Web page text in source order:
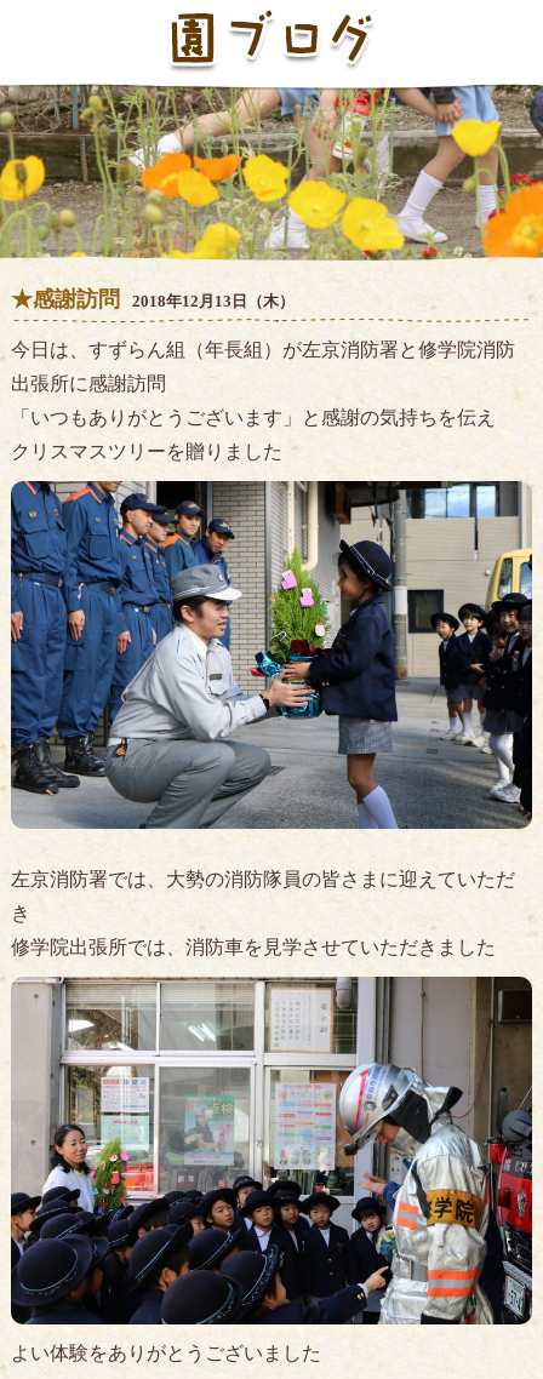
★感謝訪問 2018年12月13日（木）
今日は、すずらん組（年長組）が左京消防署と修学院消防
出張所に感謝訪問
「いつもありがとうございます」と感謝の気持ちを伝え
クリスマスツリーを贈りました
左京消防署では、大勢の消防隊員の皆さまに迎えていただ
き
修学院出張所では、消防車を見学させていただきました
よい体験をありがとうございました